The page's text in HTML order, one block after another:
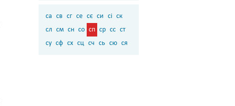
са св сг се сє си сі ск
сл см сн со сп ср сс ст
су сф сх сц сч сь сю ся